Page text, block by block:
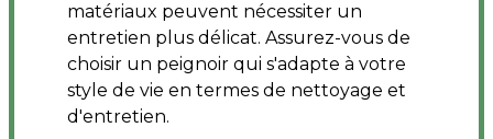
matériaux peuvent nécessiter un
entretien plus délicat. Assurez-vous de
choisir un peignoir qui s'adapte à votre
style de vie en termes de nettoyage et
d'entretien.